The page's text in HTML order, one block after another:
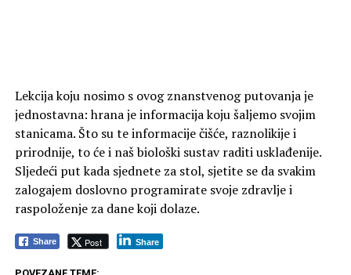
Lekcija koju nosimo s ovog znanstvenog putovanja je
jednostavna: hrana je informacija koju šaljemo svojim
stanicama. Što su te informacije čišće, raznolikije i
prirodnije, to će i naš biološki sustav raditi usklađenije.
Sljedeći put kada sjednete za stol, sjetite se da svakim
zalogajem doslovno programirate svoje zdravlje i
raspoloženje za dane koji dolaze.
Share Post Share